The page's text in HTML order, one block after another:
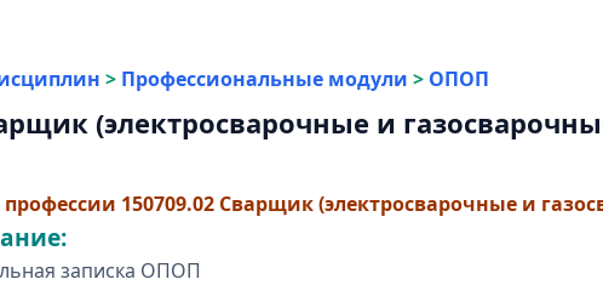
> Профессиональные модули > ОПОП
(электросварочные и
150709.02 Сварщик (электросварочные и
записка ОПОП